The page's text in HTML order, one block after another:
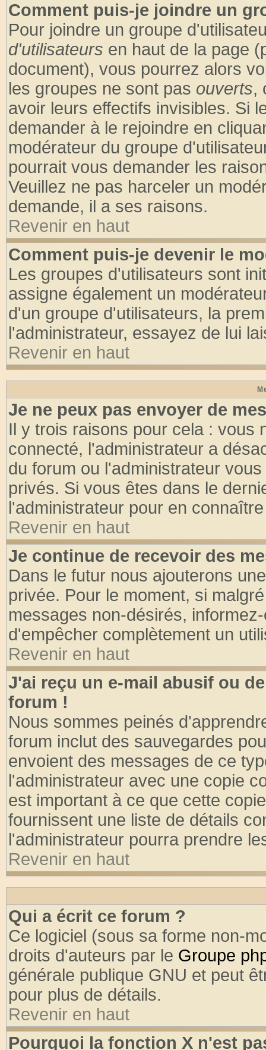
Comment puis-je joindre un
Pour joindre un groupe
d'utilisateurs en haut de la page
document), vous pourrez alors
les groupes ne sont pas ouverts,
avoir leurs effectifs invisibles. Si
demander à le rejoindre en
modérateur du groupe
pourrait vous demander les
Veuillez ne pas harceler un
demande, il a ses raisons.
Revenir en haut
Comment puis-je devenir le
Les groupes d'utilisateurs sont
assigne également un
d'un groupe d'utilisateurs, la
l'administrateur, essayez de lui
Revenir en haut
Je ne peux pas envoyer de
Il y trois raisons pour cela : vous
connecté, l'administrateur a
du forum ou l'administrateur
privés. Si vous êtes dans le
l'administrateur pour en
Revenir en haut
Je continue de recevoir des
Dans le futur nous ajouterons
privée. Pour le moment, si
messages non-désirés,
d'empêcher complètement un
Revenir en haut
J'ai reçu un e-mail abusif ou
forum !
Nous sommes peinés
forum inclut des sauvegardes
envoient des messages de ce
l'administrateur avec une copie
est important à ce que cette
fournissent une liste de détails
l'administrateur pourra prendre
Revenir en haut
Qui a écrit ce forum ?
Ce logiciel (sous sa forme non-
droits d'auteurs par le Groupe
générale publique GNU et peut
pour plus de détails.
Revenir en haut
Pourquoi la fonction X n'est